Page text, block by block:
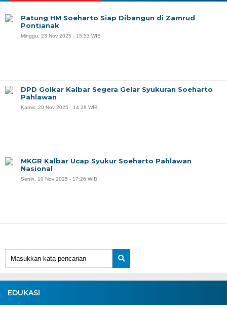
EDUKASI
Patung HM Soeharto Siap Dibangun di Zamrud
Pontianak
Minggu, 23 Nov 2025 - 15:53 WIB
DPD Golkar Kalbar Segera Gelar Syukuran Soeharto
Pahlawan
Kamis, 20 Nov 2025 - 14:28 WIB
MKGR Kalbar Ucap Syukur Soeharto Pahlawan
Nasional
Senin, 10 Nov 2025 - 17:26 WIB